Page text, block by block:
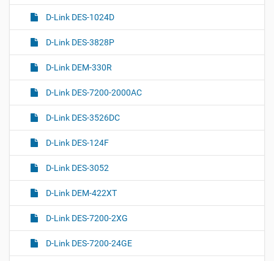
D-Link DES-1024D
D-Link DES-3828P
D-Link DEM-330R
D-Link DES-7200-2000AC
D-Link DES-3526DC
D-Link DES-124F
D-Link DES-3052
D-Link DEM-422XT
D-Link DES-7200-2XG
D-Link DES-7200-24GE